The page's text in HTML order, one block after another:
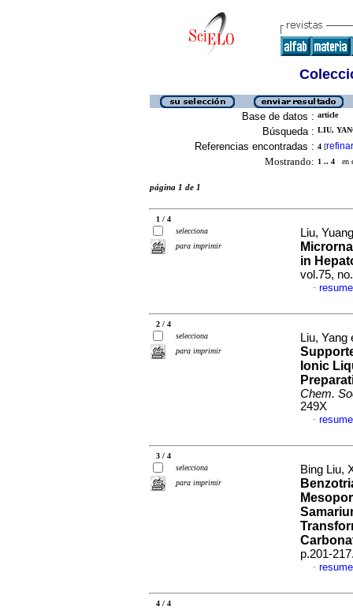
Base de datos : article
Búsqueda : LIU,
Referencias encontradas : 4 [refinar
Mostrando: 1 .. 4 en
página 1 de 1
1 / 4
selecciona
para imprimir
Liu,
in
vol.75,
·
2 / 4
selecciona
para imprimir
Liu, Yang
Ionic
Chem.
249X
·
3 / 4
selecciona
para imprimir
Bing Liu,
p.201-
·
4 / 4